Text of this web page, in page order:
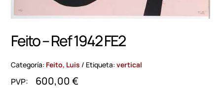
Feito – Ref 1942 FE2
Categoría: Feito, Luis Etiqueta:vertical
600,00€